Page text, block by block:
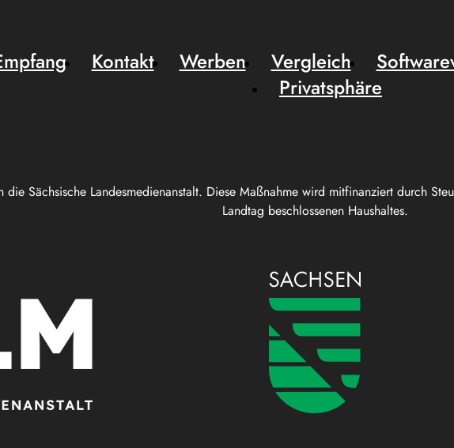
die Sächsische Landesmedienanstalt. Diese Maßnahme wird mitfinanziert durch
Landtag beschlossenen Haushaltes.
Kontakt Werben Vergleich
Privatsphäre